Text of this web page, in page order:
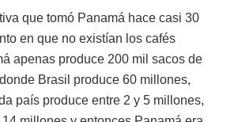
que tomó Panamá hace casi 30
en que no existían los cafés
apenas produce 200 mil sacos de
Brasil produce 60 millones,
país produce entre 2 y 5 millones,